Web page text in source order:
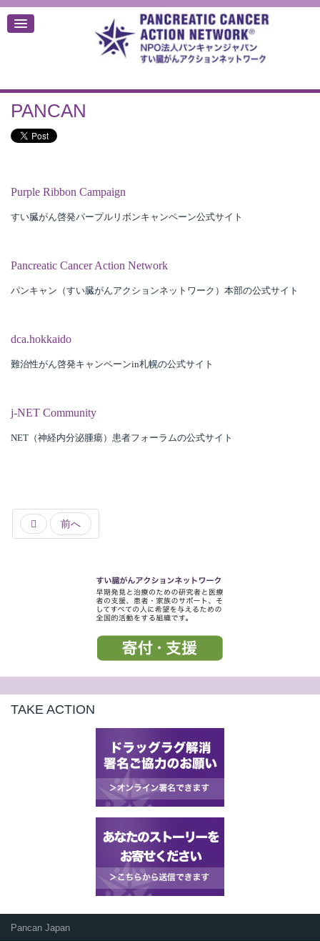
PANCAN
Purple Ribbon Campaign
すい臓がん啓発パープルリボンキャンペーン公式サイト
Pancreatic Cancer Action Network
パンキャン（すい臓がんアクションネットワーク）本部の公式サイト
dca.hokkaido
難治性がん啓発キャンペーンin札幌の公式サイト
j-NET Community
NET（神経内分泌腫瘍）患者フォーラムの公式サイト
前へ
TAKE ACTION
Pancan Japan